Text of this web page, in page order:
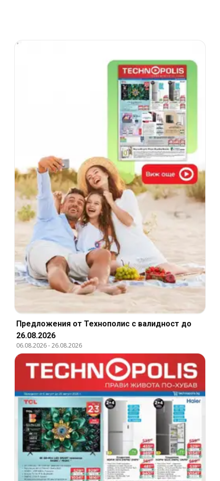
Предложения от Технополис с валидност до
26.08.2026
06.08.2026-26.08.2026